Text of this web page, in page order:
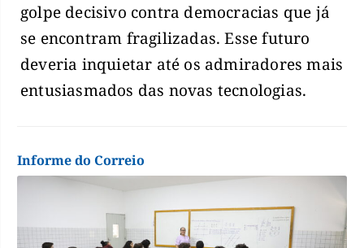
golpe decisivo contra democracias que já
se encontram fragilizadas. Esse futuro
deveria inquietar até os admiradores mais
entusiasmados das novas tecnologias.
Informe do Correio